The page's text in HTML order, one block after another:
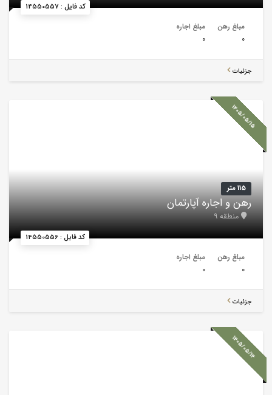
کد فایل : 14550557
مبلغ رهن
0
مبلغ اجاره
0
جزئیات
1405/05/15
کد فایل : 14550556
115 متر
رهن و اجاره آپارتمان
منطقه 9
مبلغ رهن
0
مبلغ اجاره
0
جزئیات
1405/05/14